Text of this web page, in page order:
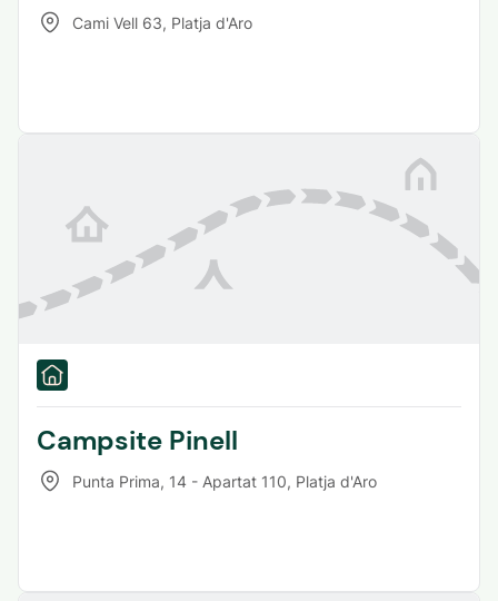
Cami Vell 63, Platja d'Aro
Campsite Pinell
Punta Prima, 14 - Apartat 110, Platja d'Aro